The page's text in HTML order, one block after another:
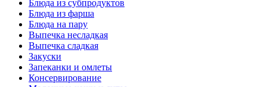
Блюда из субпродуктов
Блюда из фарша
Блюда на пару
Выпечка несладкая
Выпечка сладкая
Закуски
Запеканки и омлеты
Консервирование